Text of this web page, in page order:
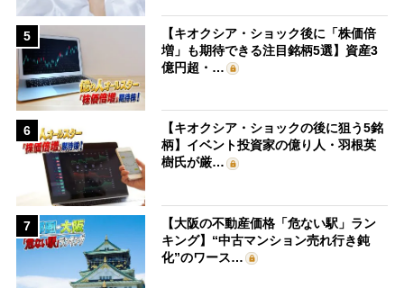
5
【キオクシア・ショック後に「株価倍
増」も期待できる注目銘柄5選】資産3
億円超・…
6
【キオクシア・ショックの後に狙う5銘
柄】イベント投資家の億り人・羽根英
樹氏が厳…
7
【大阪の不動産価格「危ない駅」ラン
キング】“中古マンション売れ行き鈍
化”のワース…